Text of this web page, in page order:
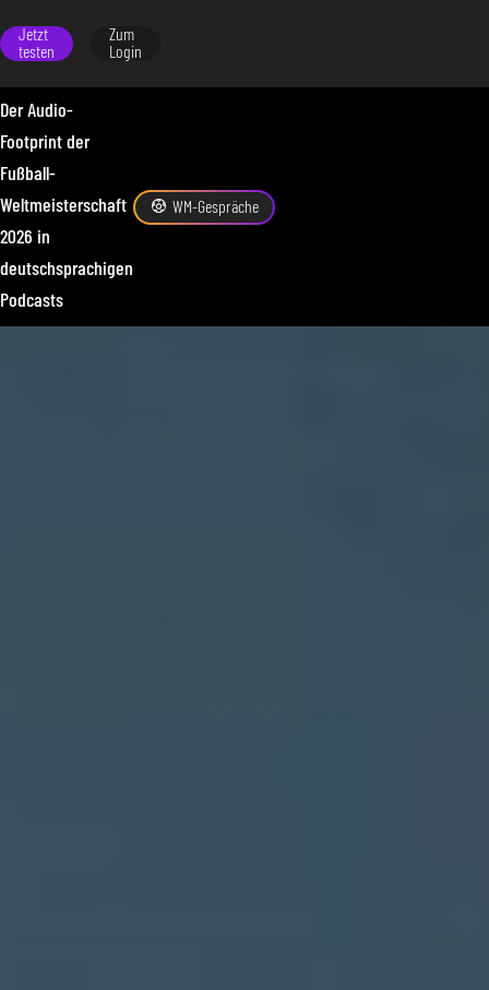
Jetzt
testen
Zum
Login
Der Audio-
Footprint der
Fußball-
Weltmeisterschaft
2026 in
deutschsprachigen
Podcasts
WM-Gespräche